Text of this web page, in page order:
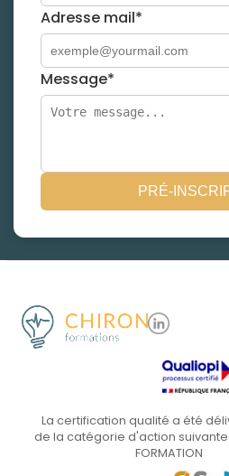
Adresse mail*
Message*
PRÉ-
La certification qualité a été
de la catégorie d'action suivante :
FORMATION